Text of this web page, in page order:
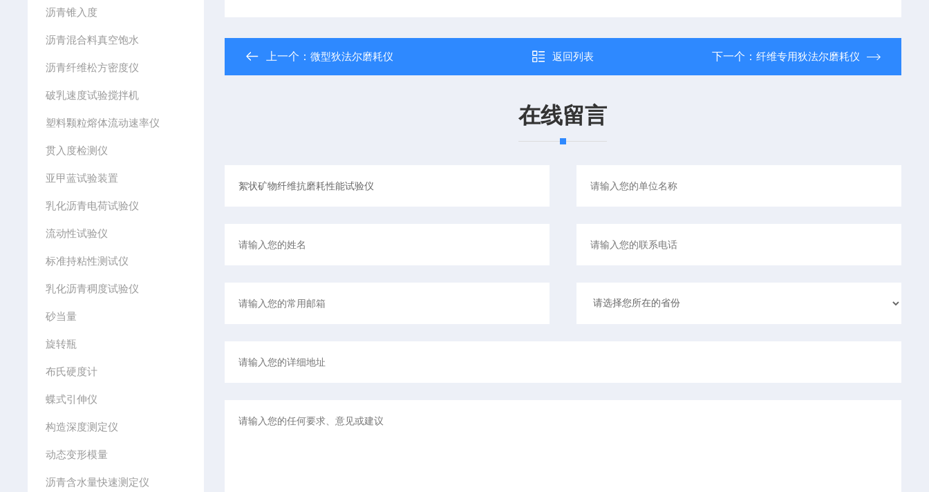
沥青锥入度
沥青混合料真空饱水
沥青纤维松方密度仪
破乳速度试验搅拌机
塑料颗粒熔体流动速率仪
贯入度检测仪
亚甲蓝试验装置
乳化沥青电荷试验仪
流动性试验仪
标准持粘性测试仪
乳化沥青稠度试验仪
砂当量
旋转瓶
布氏硬度计
蝶式引伸仪
构造深度测定仪
动态变形模量
沥青含水量快速测定仪
上一个：微型狄法尔磨耗仪 返回列表 下一个： 纤维专用狄法尔磨耗仪
在线留言